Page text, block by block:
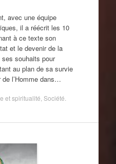
avec une équipe
il a réécrit les 10
à ce texte son
et le devenir de la
souhaits pour
au plan de sa survie
l’Homme dans…
et spiritualité Société